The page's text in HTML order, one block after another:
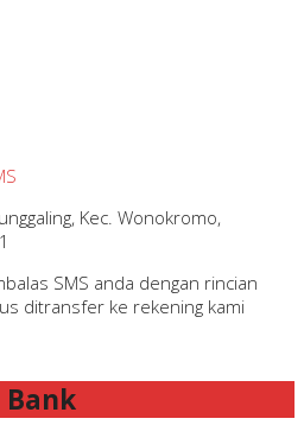
Kec. Wonokromo,
SMS anda dengan rincian
ditransfer ke rekening kami
Bank